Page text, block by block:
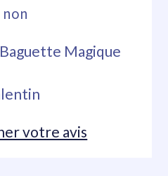
non
Baguette Magique
votre avis